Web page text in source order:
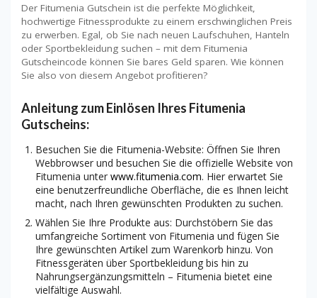
Der Fitumenia Gutschein ist die perfekte Möglichkeit,
hochwertige Fitnessprodukte zu einem erschwinglichen Preis
zu erwerben. Egal, ob Sie nach neuen Laufschuhen, Hanteln
oder Sportbekleidung suchen – mit dem Fitumenia
Gutscheincode können Sie bares Geld sparen. Wie können
Sie also von diesem Angebot profitieren?
Anleitung zum Einlösen Ihres Fitumenia
Gutscheins:
Besuchen Sie die Fitumenia-Website: Öffnen Sie Ihren
Webbrowser und besuchen Sie die offizielle Website von
Fitumenia unter www.fitumenia.com. Hier erwartet Sie
eine benutzerfreundliche Oberfläche, die es Ihnen leicht
macht, nach Ihren gewünschten Produkten zu suchen.
Wählen Sie Ihre Produkte aus: Durchstöbern Sie das
umfangreiche Sortiment von Fitumenia und fügen Sie
Ihre gewünschten Artikel zum Warenkorb hinzu. Von
Fitnessgeräten über Sportbekleidung bis hin zu
Nahrungsergänzungsmitteln – Fitumenia bietet eine
vielfältige Auswahl.